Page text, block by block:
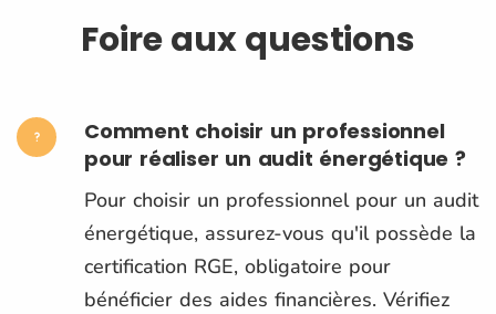
Foire aux questions
Comment choisir un professionnel
pour réaliser un audit énergétique ?
Pour choisir un professionnel pour un audit
énergétique, assurez-vous qu'il possède la
certification RGE, obligatoire pour
bénéficier des aides financières. Vérifiez